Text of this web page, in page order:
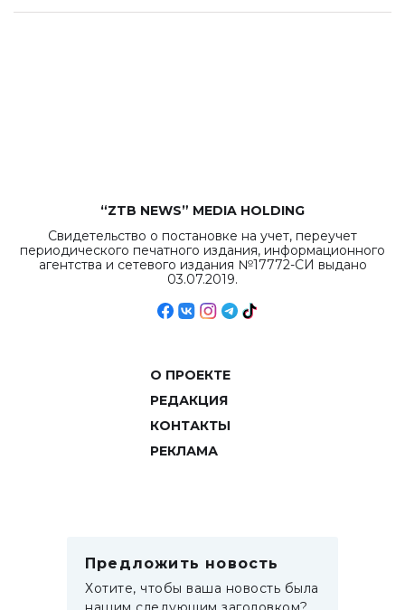
“ZTB NEWS” MEDIA HOLDING
Свидетельство о постановке на учет, переучет
периодического печатного издания, информационного
агентства и сетевого издания №17772-СИ выдано
03.07.2019.
О ПРОЕКТЕ
РЕДАКЦИЯ
КОНТАКТЫ
РЕКЛАМА
Предложить новость
Хотите, чтобы ваша новость была